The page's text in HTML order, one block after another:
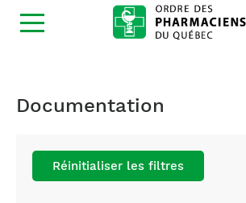
Ouvrir
la
Documentation
Réinitialiser les filtres